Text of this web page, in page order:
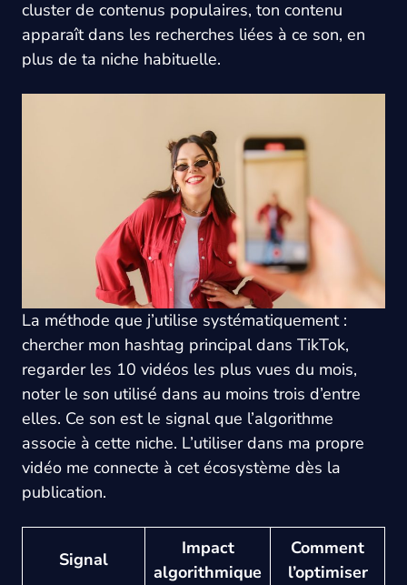
cluster de contenus populaires, ton contenu
apparaît dans les recherches liées à ce son, en
plus de ta niche habituelle.
La méthode que j’utilise systématiquement :
chercher mon hashtag principal dans TikTok,
regarder les 10 vidéos les plus vues du mois,
noter le son utilisé dans au moins trois d’entre
elles. Ce son est le signal que l’algorithme
associe à cette niche. L’utiliser dans ma propre
vidéo me connecte à cet écosystème dès la
publication.
Signal
Impact
algorithmique
Comment
l’optimiser